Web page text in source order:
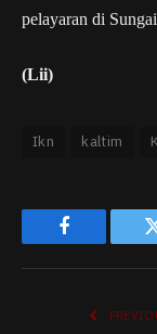
pelayaran di
(Lii)
Ikn kaltim
Facebook